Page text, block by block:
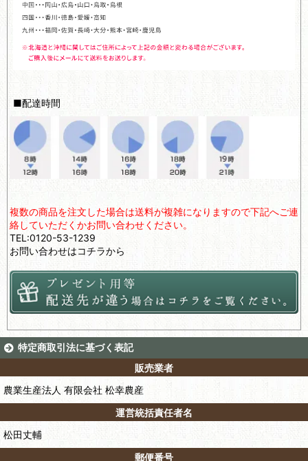
■配達時間
複数の商品を注文した場合は送料が複雑になりますので下記へご連
絡していただくかお問い合わせください。
TEL:0120-53-1239
お問い合わせはコチラから
特定商取引法に基づく表記
販売業者
農業生産法人 有限会社 松幸農産
運営統括責任者名
松田丈輔
郵便番号